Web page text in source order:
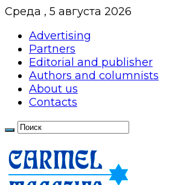
Среда , 5 августа 2026
Advertising
Partners
Editorial and publisher
Authors and columnists
About us
Contacts